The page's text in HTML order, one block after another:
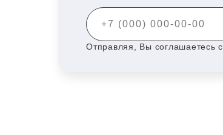
Отправляя, Вы соглашаетесь с